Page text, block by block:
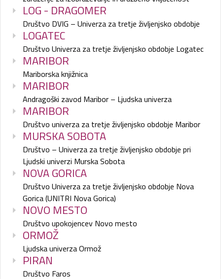
LOG - DRAGOMER
Društvo DVIG – Univerza za tretje življenjsko obdobje
LOGATEC
Društvo Univerza za tretje življenjsko obdobje Logatec
MARIBOR
Mariborska knjižnica
MARIBOR
Andragoški zavod Maribor – Ljudska univerza
MARIBOR
Društvo univerza za tretje življenjsko obdobje Maribor
MURSKA SOBOTA
Društvo – Univerza za tretje življenjsko obdobje pri
Ljudski univerzi Murska Sobota
NOVA GORICA
Društvo Univerza za tretje življenjsko obdobje Nova
Gorica (UNITRI Nova Gorica)
NOVO MESTO
Društvo upokojencev Novo mesto
ORMOŽ
Ljudska univerza Ormož
PIRAN
Društvo Faros